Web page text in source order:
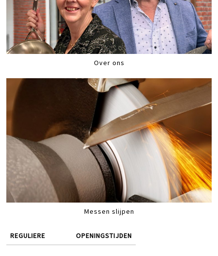
Over ons
Messen slijpen
REGULIERE OPENINGSTIJDEN